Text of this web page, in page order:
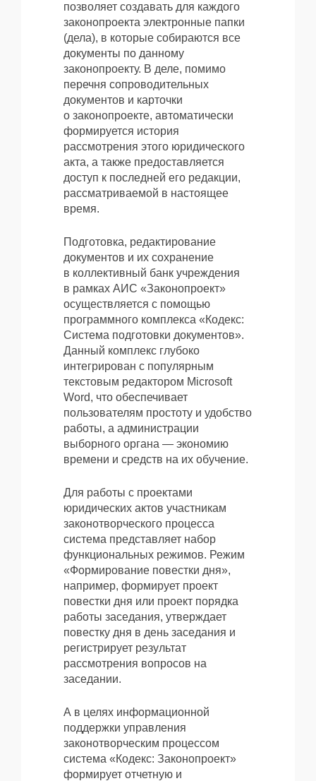
позволяет создавать для каждого
законопроекта электронные папки
(дела), в которые собираются все
документы по данному
законопроекту. В деле, помимо
перечня сопроводительных
документов и карточки
о законопроекте, автоматически
формируется история
рассмотрения этого юридического
акта, а также предоставляется
доступ к последней его редакции,
рассматриваемой в настоящее
время.
Подготовка, редактирование
документов и их сохранение
в коллективный банк учреждения
в рамках АИС «Законопроект»
осуществляется с помощью
программного комплекса «Кодекс:
Система подготовки документов».
Данный комплекс глубоко
интегрирован с популярным
текстовым редактором Microsoft
Word, что обеспечивает
пользователям простоту и удобство
работы, а администрации
выборного органа — экономию
времени и средств на их обучение.
Для работы с проектами
юридических актов участникам
законотворческого процесса
система представляет набор
функциональных режимов. Режим
«Формирование повестки дня»,
например, формирует проект
повестки дня или проект порядка
работы заседания, утверждает
повестку дня в день заседания и
регистрирует результат
рассмотрения вопросов на
заседании.
А в целях информационной
поддержки управления
законотворческим процессом
система «Кодекс: Законопроект»
формирует отчетную и